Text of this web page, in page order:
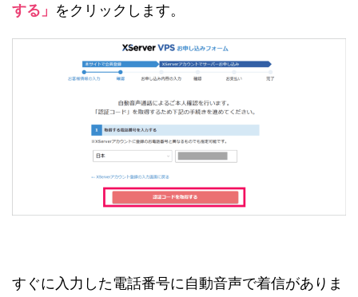
する」 をクリックします。
すぐに入力した電話番号に自動音声で着信がありま